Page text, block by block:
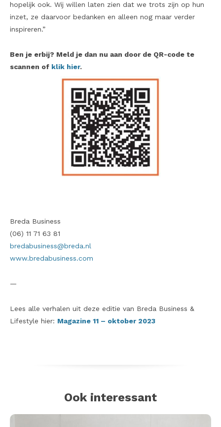
hopelijk ook. Wij willen laten zien dat we trots zijn op hun
inzet, ze daarvoor bedanken en alleen nog maar verder
inspireren.”
Ben je erbij? Meld je dan nu aan door de QR-code te
scannen of klik hier.
Breda Business
(06) 11 71 63 81
bredabusiness@breda.nl
www.bredabusiness.com
—
Lees alle verhalen uit deze editie van Breda Business &
Lifestyle hier: Magazine 11 – oktober 2023
Ook interessant